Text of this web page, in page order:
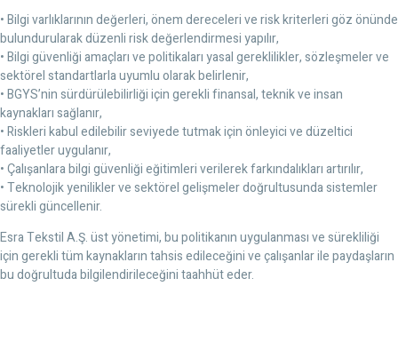
•Bilgi varlıklarının değerleri, önem dereceleri ve risk kriterleri göz önünde
bulundurularak düzenli risk değerlendirmesi yapılır,
•Bilgi güvenliği amaçları ve politikaları yasal gereklilikler, sözleşmeler ve
sektörel standartlarla uyumlu olarak belirlenir,
•BGYS’nin sürdürülebilirliği için gerekli finansal, teknik ve insan
kaynakları sağlanır,
•Riskleri kabul edilebilir seviyede tutmak için önleyici ve düzeltici
faaliyetler uygulanır,
•Çalışanlara bilgi güvenliği eğitimleri verilerek farkındalıkları artırılır,
•Teknolojik yenilikler ve sektörel gelişmeler doğrultusunda sistemler
sürekli güncellenir.
Esra Tekstil A.Ş. üst yönetimi, bu politikanın uygulanması ve sürekliliği
için gerekli tüm kaynakların tahsis edileceğini ve çalışanlar ile paydaşların
bu doğrultuda bilgilendirileceğini taahhüt eder.